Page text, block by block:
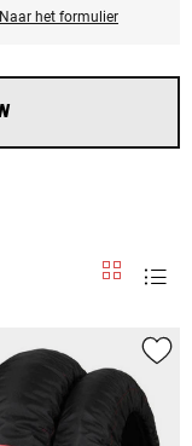
Naar het formulier